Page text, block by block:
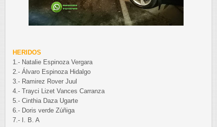
HERIDOS
1.- Natalie Espinoza Vergara
2.- Álvaro Espinoza Hidalgo
3.- Ramirez Rover Juul
4.- Trayci Lizet Vances Carranza
5.- Cinthia Daza Ugarte
6.- Doris verde Zúñiga
7.- I. B. A